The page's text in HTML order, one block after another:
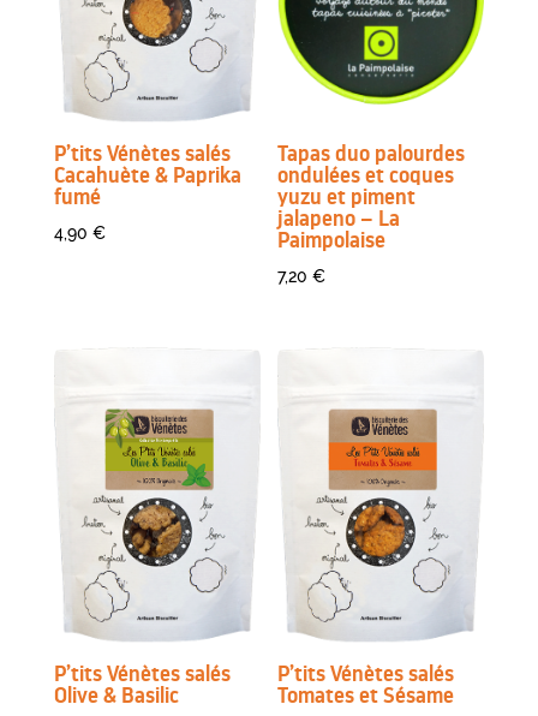
P’tits Vénètes salés
Cacahuète & Paprika
fumé
4,90 €
Tapas duo palourdes
ondulées et coques
yuzu et piment
jalapeno – La
Paimpolaise
7,20€
P’tits Vénètes salés
Olive & Basilic
P’tits Vénètes salés
Tomates et Sésame